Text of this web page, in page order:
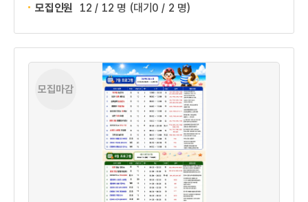
모집인원
12 / 12 명 (대기0 / 2 명)
모집마감